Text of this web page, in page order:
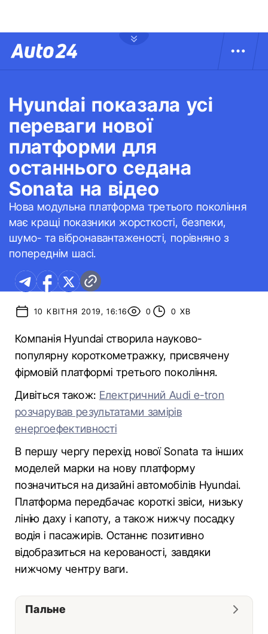
Hyundai показала усі
переваги нової
платформи для
останнього седана
Sonata на відео
Нова модульна платформа третього покоління
має кращі показники жорсткості, безпеки,
шумо- та вібронавантаженості, порівняно з
попереднім шасі.
10 КВІТНЯ 2019, 16:16 0 0 ХВ
Компанія Hyundai створила науково-
популярну короткометражку, присвячену
фірмовій платформі третього покоління.
Дивіться також: Електричний Audi e-tron
розчарував результатами замірів
енергоефективності
В першу чергу перехід нової Sonata та інших
моделей марки на нову платформу
позначиться на дизайні автомобілів Hyundai.
Платформа передбачає короткі звіси, низьку
лінію даху і капоту, а також нижчу посадку
водія і пасажирів. Останнє позитивно
відобразиться на керованості, завдяки
нижчому чентру ваги.
Пальне